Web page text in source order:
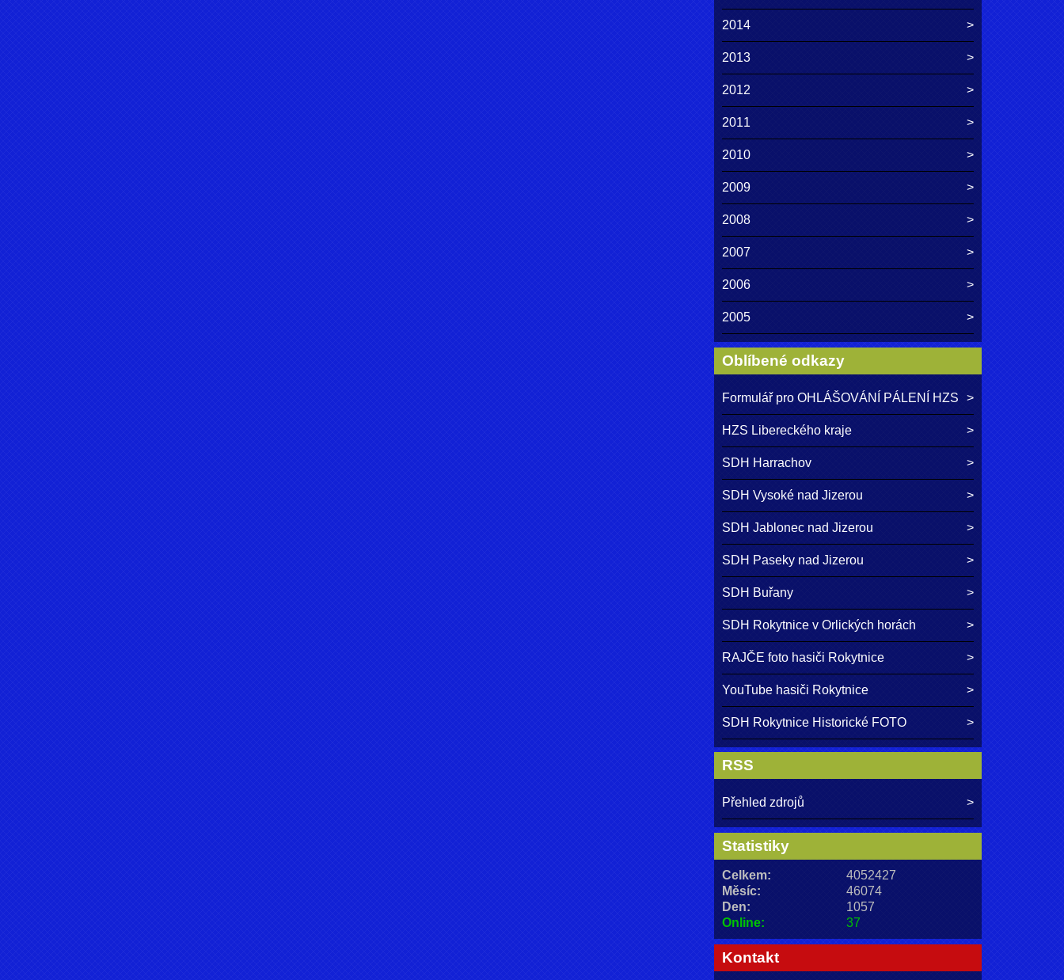
2014
2013
2012
2011
2010
2009
2008
2007
2006
2005
Oblíbené odkazy
Formulář pro OHLÁŠOVÁNÍ PÁLENÍ HZS
HZS Libereckého kraje
SDH Harrachov
SDH Vysoké nad Jizerou
SDH Jablonec nad Jizerou
SDH Paseky nad Jizerou
SDH Buřany
SDH Rokytnice v Orlických horách
RAJČE foto hasiči Rokytnice
YouTube hasiči Rokytnice
SDH Rokytnice Historické FOTO
RSS
Přehled zdrojů
Statistiky
Online: 37
Celkem:
4052427
Měsíc:
46074
Den:
1057
Kontakt